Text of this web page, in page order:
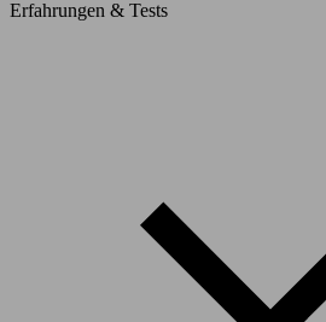
Erfahrungen & Tests